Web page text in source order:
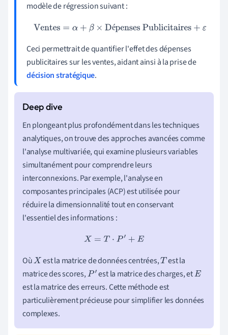
modèle de régression suivant :
é
Ventes =α +β ×Dépenses Publicitaires+ε
Ceci permettrait de quantifier l'effet des dépenses
publicitaires sur les ventes, aidant ainsi à la prise de
décision stratégique.
En plongeant plus profondément dans les techniques
analytiques, on trouve des approches avancées comme
l'analyse multivariée, qui examine plusieurs variables
simultanément pour comprendre leurs
interconnexions. Par exemple, l'analyse en
composantes principales (ACP) est utilisée pour
réduire la dimensionnalité tout en conservant
l'essentiel des informations :
X =T ⋅ P′+E
OùX est la matrice de données centrées,T est la
matrice des scores,P′ est la matrice des charges, etE
est la matrice des erreurs. Cette méthode est
particulièrement précieuse pour simplifier les données
complexes.